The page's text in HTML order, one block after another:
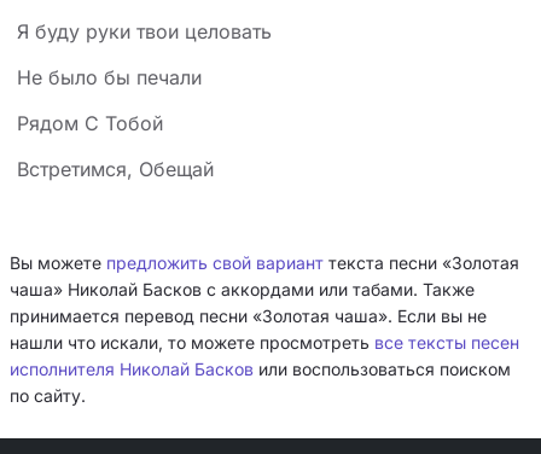
Я буду руки твои целовать
Не было бы печали
Рядом С Тобой
Встретимся, Обещай
Вы можете предложить свой вариант текста песни «Золотая
чаша» Николай Басков с аккордами или табами. Также
принимается перевод песни «Золотая чаша». Если вы не
нашли что искали, то можете просмотреть все тексты песен
исполнителя Николай Басков или воспользоваться поиском
по сайту.